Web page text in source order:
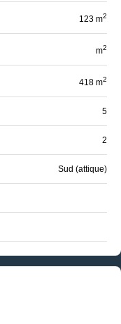
123 m2
m2
418 m2
5
2
Sud (attique)